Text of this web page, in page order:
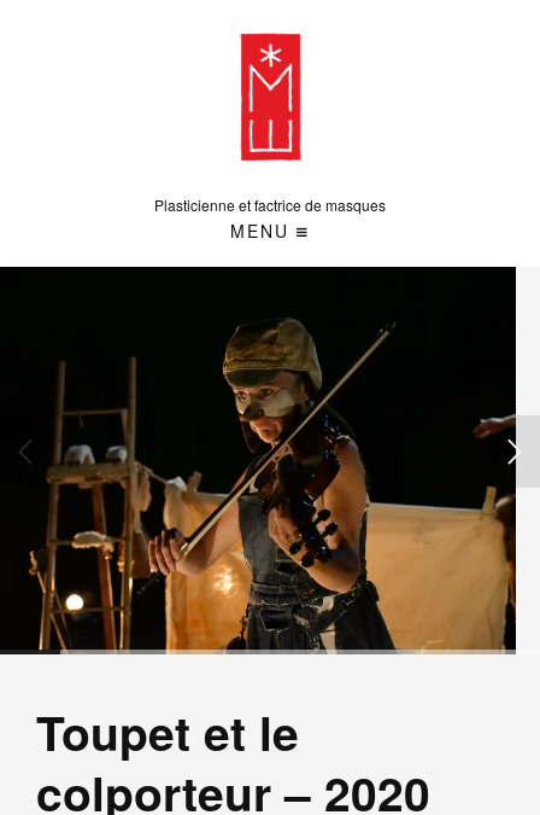
Plasticienne et factrice de masques
MENU
Toupet et le
colporteur – 2020